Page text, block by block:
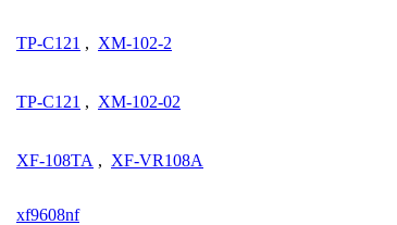
TP-C121 , XM-102-2
TP-C121 , XM-102-02
XF-108TA , XF-VR108A
xf9608nf